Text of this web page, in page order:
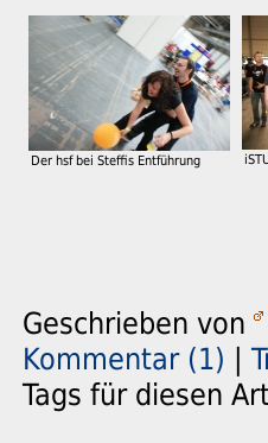
Der hsf bei Steffis Entführung
Geschrieben von
Kommentar (1) |
Tags für diesen